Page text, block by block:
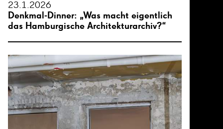
23.1.2026
Denkmal-Dinner: „Was macht eigentlich
das Hamburgische Architekturarchiv?“